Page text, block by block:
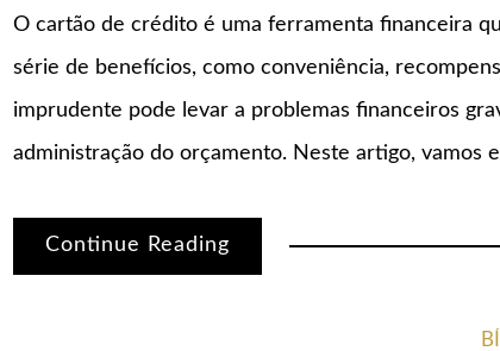
O cartão de crédito é uma ferramenta financeira
série de benefícios, como conveniência,
imprudente pode levar a problemas financeiros
administração do orçamento. Neste artigo, vamos
Continue Reading